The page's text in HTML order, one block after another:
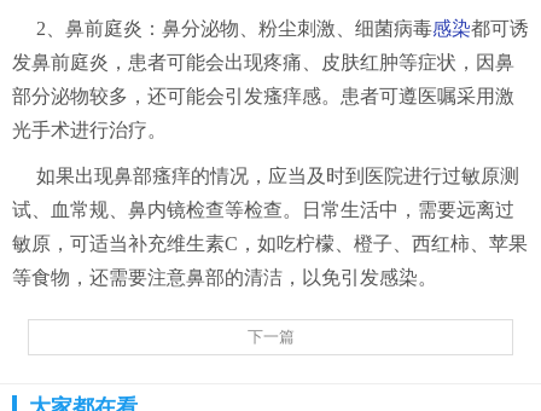
2、鼻前庭炎：鼻分泌物、粉尘刺激、细菌病毒感染都可诱
发鼻前庭炎，患者可能会出现疼痛、皮肤红肿等症状，因鼻
部分泌物较多，还可能会引发瘙痒感。患者可遵医嘱采用激
光手术进行治疗。
如果出现鼻部瘙痒的情况，应当及时到医院进行过敏原测
试、血常规、鼻内镜检查等检查。日常生活中，需要远离过
敏原，可适当补充维生素C，如吃柠檬、橙子、西红柿、苹果
等食物，还需要注意鼻部的清洁，以免引发感染。
下一篇